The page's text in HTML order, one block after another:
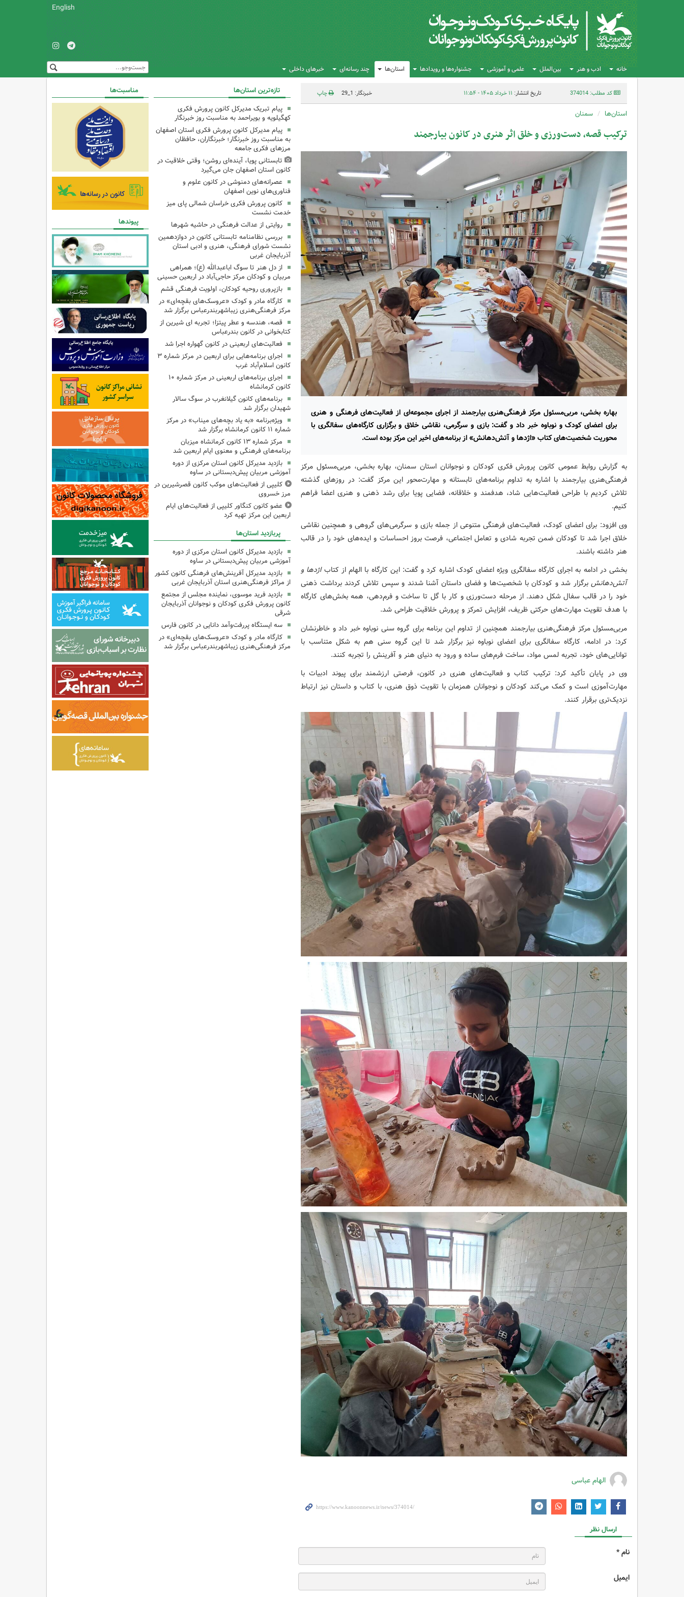
English
خانه ادب و هنر بین‌الملل علمی و آموزشی جشنواره‌ها و رویدادها استان‌ها چند رسانه‌ای خبرهای داخلی
کد مطلب: 374014 تاریخ انتشار: ۱۱ خرداد ۱۴۰۵ - ۱۱:۵۴ خبرنگار: 1_29 چاپ
استان‌ها سمنان
ترکیب قصه، دست‌ورزی و خلق اثر هنری در کانون بیارجمند
بهاره بخشی، مربی‌مسئول مرکز فرهنگی‌هنری بیارجمند از اجرای مجموعه‌ای از فعالیت‌های فرهنگی و هنری
برای اعضای کودک و نوباوه خبر داد و گفت: بازی و سرگرمی، نقاشی خلاق و برگزاری کارگاه‌های سفالگری با
محوریت شخصیت‌های کتاب «اژدها و آتش‌دهانش» از برنامه‌های اخیر این مرکز بوده است.
به گزارش روابط عمومی کانون پرورش فکری کودکان و نوجوانان استان سمنان، بهاره بخشی، مربی‌مسئول مرکز
فرهنگی‌هنری بیارجمند با اشاره به تداوم برنامه‌های تابستانه و مهارت‌محور این مرکز گفت: در روزهای گذشته
تلاش کردیم با طراحی فعالیت‌هایی شاد، هدفمند و خلاقانه، فضایی پویا برای رشد ذهنی و هنری اعضا فراهم
کنیم.
وی افزود: برای اعضای کودک، فعالیت‌های فرهنگی متنوعی از جمله بازی و سرگرمی‌های گروهی و همچنین نقاشی
خلاق اجرا شد تا کودکان ضمن تجربه شادی و تعامل اجتماعی، فرصت بروز احساسات و ایده‌های خود را در قالب
هنر داشته باشند.
بخشی در ادامه به اجرای کارگاه سفالگری ویژه اعضای کودک اشاره کرد و گفت: این کارگاه با الهام از کتاباژدها و
آتش‌دهانش برگزار شد و کودکان با شخصیت‌ها و فضای داستان آشنا شدند و سپس تلاش کردند برداشت ذهنی
خود را در قالب سفال شکل دهند. از مرحله دست‌ورزی و کار با گل تا ساخت و فرم‌دهی، همه بخش‌های کارگاه
با هدف تقویت مهارت‌های حرکتی ظریف، افزایش تمرکز و پرورش خلاقیت طراحی شد.
مربی‌مسئول مرکز فرهنگی‌هنری بیارجمند همچنین از تداوم این برنامه برای گروه سنی نوباوه خبر داد و خاطرنشان
کرد: در ادامه، کارگاه سفالگری برای اعضای نوباوه نیز برگزار شد تا این گروه سنی هم به شکل متناسب با
توانایی‌های خود، تجربه لمس مواد، ساخت فرم‌های ساده و ورود به دنیای هنر و آفرینش را تجربه کنند.
وی در پایان تأکید کرد: ترکیب کتاب و فعالیت‌های هنری در کانون، فرصتی ارزشمند برای پیوند ادبیات با
مهارت‌آموزی است و کمک می‌کند کودکان و نوجوانان همزمان با تقویت ذوق هنری، با کتاب و داستان نیز ارتباط
نزدیک‌تری برقرار کنند.
الهام عباسی
ارسال نظر
نام *
ایمیل
تازه‌ترین استان‌ها
پیام تبریک مدیرکل کانون پرورش فکری
کهگیلویه و بویراحمد به مناسبت روز خبرنگار
پیام مدیرکل کانون پرورش فکری استان اصفهان
به مناسبت روز خبرنگار؛ خبرنگاران، حافظان
مرزهای فکری جامعه
تابستانی پویا، آینده‌ای روشن؛ وقتی خلاقیت در
کانون استان اصفهان جان می‌گیرد
عصرانه‌های دمنوشی در کانون علوم و
فناوری‌های نوین اصفهان
کانون پرورش فکری خراسان شمالی پای میز
خدمت نشست
روایتی از عدالت فرهنگی در حاشیه شهرها
بررسی نظامنامه تابستانی کانون در دوازدهمین
نشست شورای فرهنگی، هنری و ادبی استان
آذربایجان غربی
از دل هنر تا سوگ اباعبدالله (ع)؛ همراهی
مربیان و کودکان مرکز حاجی‌آباد در اربعین حسینی
بازپروری روحیه کودکان، اولویت فرهنگی قشم
کارگاه مادر و کودک «عروسک‌های بقچه‌ای» در
مرکز فرهنگی‌هنری زیباشهربندرعباس برگزار شد
قصه، هندسه و عطر پیتزا؛ تجربه ای شیرین از
کتابخوانی در کانون بندرعباس
فعالیت‌های اربعینی در کانون گهواره اجرا شد
اجرای برنامه‌هایی برای اربعین در مرکز شماره ۳
کانون اسلام‌آباد غرب
اجرای برنامه‌های اربعینی در مرکز شماره ۱۰
کانون کرمانشاه
برنامه‌های کانون گیلانغرب در سوگ سالار
شهیدان برگزار شد
ویژه‌برنامه «به یاد بچه‌های میناب» در مرکز
شماره ۱۱ کانون کرمانشاه برگزار شد
مرکز شماره ۱۳ کانون کرمانشاه میزبان
برنامه‌های فرهنگی و معنوی ایام اربعین شد
بازدید مدیرکل کانون استان مرکزی از دوره
آموزشی مربیان پیش‌دبستانی در ساوه
کلیپی از فعالیت‌های موکب کانون قصرشیرین در
مرز خسروی
عضو کانون کنگاور کلیپی از فعالیت‌های ایام
اربعین این مرکز تهیه کرد
پربازدید استان‌ها
بازدید مدیرکل کانون استان مرکزی از دوره
آموزشی مربیان پیش‌دبستانی در ساوه
بازدید مدیرکل آفرینش‌های فرهنگی کانون کشور
از مراکز فرهنگی‌هنری استان آذربایجان غربی
بازدید فرید موسوی، نماینده مجلس از مجتمع
کانون پرورش فکری کودکان و نوجوانان آذربایجان
شرقی
سه ایستگاه پررفت‌وآمد دانایی در کانون فارس
کارگاه مادر و کودک «عروسک‌های بقچه‌ای» در
مرکز فرهنگی‌هنری زیباشهربندرعباس برگزار شد
مناسبت‌ها
پیوندها